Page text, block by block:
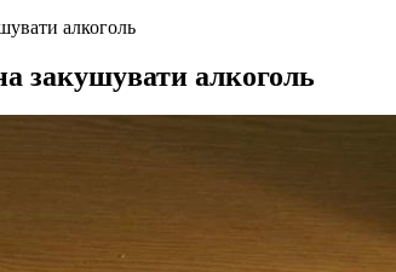
алкоголь
закушувати алкоголь